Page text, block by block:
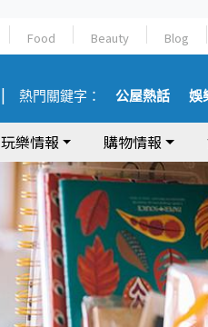
Food Beauty Blog
熱門關鍵字： 公屋熱話 娛
玩樂情報 購物情報